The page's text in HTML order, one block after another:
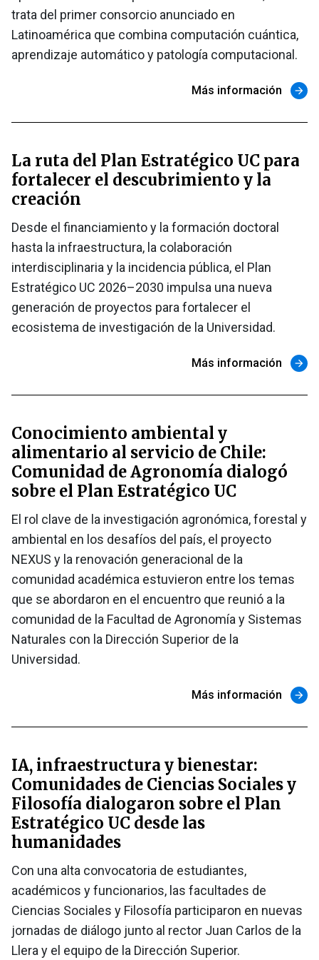
trata del primer consorcio anunciado en
Latinoamérica que combina computación cuántica,
aprendizaje automático y patología computacional.
Más información arrow_forward
La ruta del Plan Estratégico UC para
fortalecer el descubrimiento y la
creación
Desde el financiamiento y la formación doctoral
hasta la infraestructura, la colaboración
interdisciplinaria y la incidencia pública, el Plan
Estratégico UC 2026–2030 impulsa una nueva
generación de proyectos para fortalecer el
ecosistema de investigación de la Universidad.
Más información arrow_forward
Conocimiento ambiental y
alimentario al servicio de Chile:
Comunidad de Agronomía dialogó
sobre el Plan Estratégico UC
El rol clave de la investigación agronómica, forestal y
ambiental en los desafíos del país, el proyecto
NEXUS y la renovación generacional de la
comunidad académica estuvieron entre los temas
que se abordaron en el encuentro que reunió a la
comunidad de la Facultad de Agronomía y Sistemas
Naturales con la Dirección Superior de la
Universidad.
Más información arrow_forward
IA, infraestructura y bienestar:
Comunidades de Ciencias Sociales y
Filosofía dialogaron sobre el Plan
Estratégico UC desde las
humanidades
Con una alta convocatoria de estudiantes,
académicos y funcionarios, las facultades de
Ciencias Sociales y Filosofía participaron en nuevas
jornadas de diálogo junto al rector Juan Carlos de la
Llera y el equipo de la Dirección Superior.